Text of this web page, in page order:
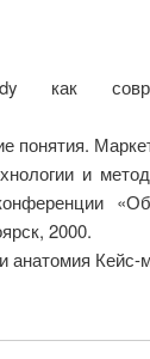
понятия.
и
2000.
Кейс-